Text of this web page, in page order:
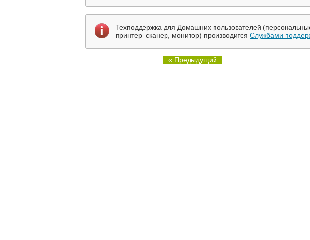
Техподдержка для Домашних пользователей
принтер, сканер, монитор) производится Службами
« Предыдущий